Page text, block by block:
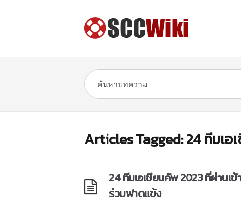
Articles Tagged: 24 ทีมเอ
24 ทีมเอเชียนคัพ 2023 ที่ผ่านเ
ร่วมฟาดแข้ง